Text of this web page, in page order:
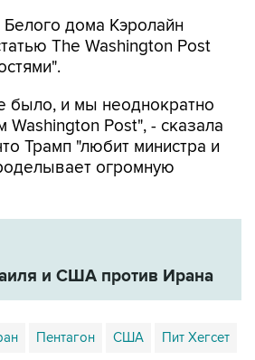
дома Кэролайн
The Washington Post
было, и мы неоднократно
Washington Post", - сказала
Трамп "любит министра и
огромную
и США против Ирана
Пентагон США Пит Хегсет